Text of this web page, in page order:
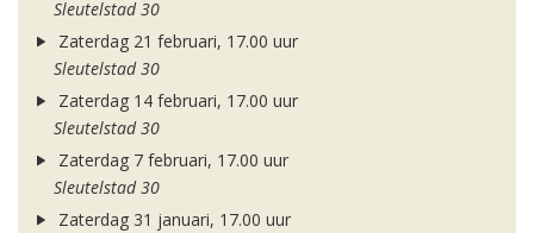
Sleutelstad 30
Zaterdag 21 februari, 17.00 uur
Sleutelstad 30
Zaterdag 14 februari, 17.00 uur
Sleutelstad 30
Zaterdag 7 februari, 17.00 uur
Sleutelstad 30
Zaterdag 31 januari, 17.00 uur